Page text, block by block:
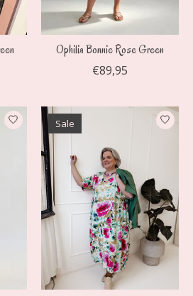
Ophilia Bonnie Rose Green
€89,95
Sale